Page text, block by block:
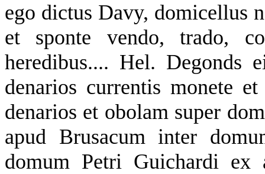
ego dictus Davy, domicellus
et sponte vendo, trado,
heredibus.... Hel. Degonds
denarios currentis monete
denarios et obolam super
apud Brusacum inter
domum Petri Guichardi